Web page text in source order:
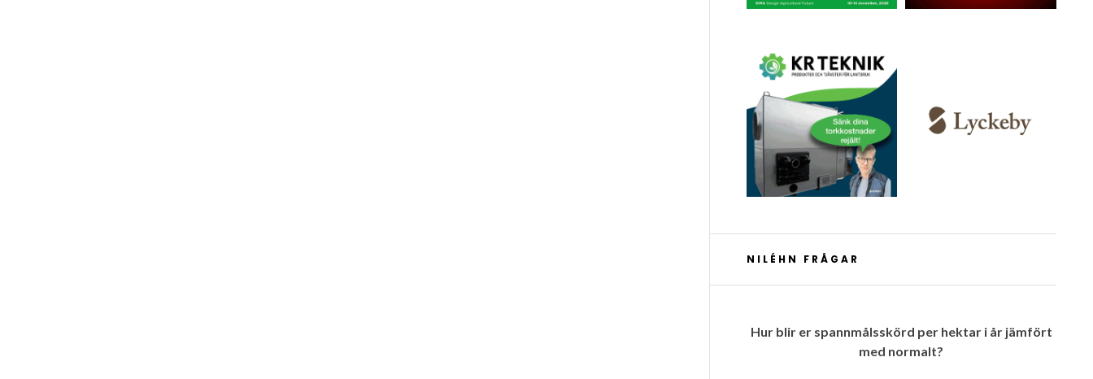
NILÉHN FRÅGAR
Hur blir er spannmålsskörd per hektar i år jämfört
med normalt?